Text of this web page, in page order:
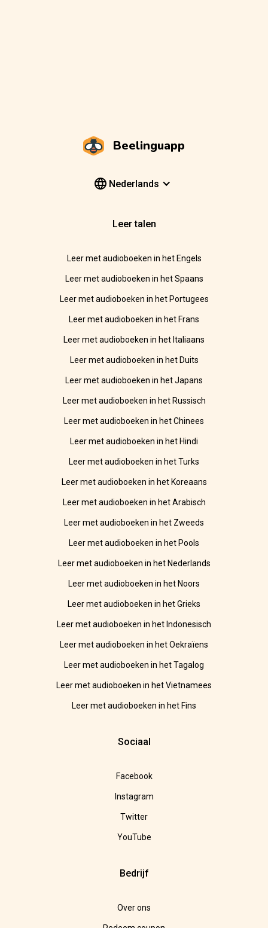
Beelinguapp
Nederlands
Leer talen
Leer met audioboeken in het Engels
Leer met audioboeken in het Spaans
Leer met audioboeken in het Portugees
Leer met audioboeken in het Frans
Leer met audioboeken in het Italiaans
Leer met audioboeken in het Duits
Leer met audioboeken in het Japans
Leer met audioboeken in het Russisch
Leer met audioboeken in het Chinees
Leer met audioboeken in het Hindi
Leer met audioboeken in het Turks
Leer met audioboeken in het Koreaans
Leer met audioboeken in het Arabisch
Leer met audioboeken in het Zweeds
Leer met audioboeken in het Pools
Leer met audioboeken in het Nederlands
Leer met audioboeken in het Noors
Leer met audioboeken in het Grieks
Leer met audioboeken in het Indonesisch
Leer met audioboeken in het Oekraïens
Leer met audioboeken in het Tagalog
Leer met audioboeken in het Vietnamees
Leer met audioboeken in het Fins
Sociaal
Facebook
Instagram
Twitter
YouTube
Bedrijf
Over ons